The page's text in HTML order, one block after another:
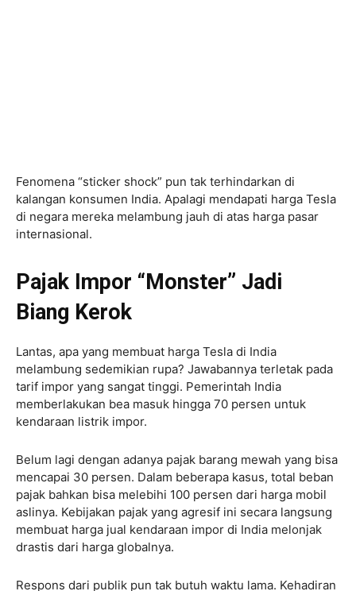
Fenomena “sticker shock” pun tak terhindarkan di
kalangan konsumen India. Apalagi mendapati harga Tesla
di negara mereka melambung jauh di atas harga pasar
internasional.
Pajak Impor “Monster” Jadi
Biang Kerok
Lantas, apa yang membuat harga Tesla di India
melambung sedemikian rupa? Jawabannya terletak pada
tarif impor yang sangat tinggi. Pemerintah India
memberlakukan bea masuk hingga 70 persen untuk
kendaraan listrik impor.
Belum lagi dengan adanya pajak barang mewah yang bisa
mencapai 30 persen. Dalam beberapa kasus, total beban
pajak bahkan bisa melebihi 100 persen dari harga mobil
aslinya. Kebijakan pajak yang agresif ini secara langsung
membuat harga jual kendaraan impor di India melonjak
drastis dari harga globalnya.
Respons dari publik pun tak butuh waktu lama. Kehadiran